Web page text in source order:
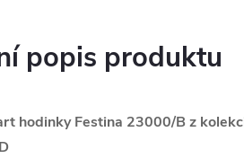
popis produktu
hodinky Festina 23000/B z